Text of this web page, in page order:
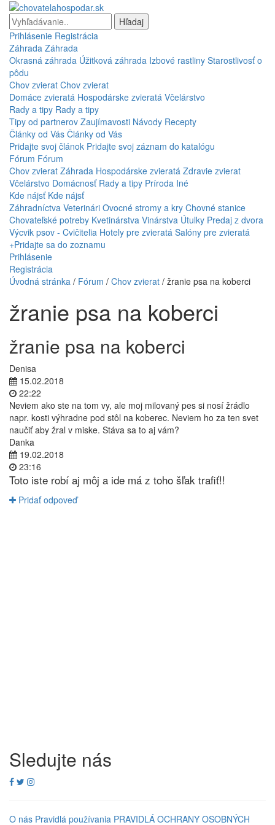
Hľadaj
Prihlásenie Registrácia
Záhrada Záhrada
Okrasná záhrada Úžitková záhrada Izbové rastliny Starostlivosť o
pôdu
Chov zvierat Chov zvierat
Domáce zvieratá Hospodárske zvieratá Včelárstvo
Rady a tipy Rady a tipy
Tipy od partnerov Zaujímavosti Návody Recepty
Články od Vás Články od Vás
Pridajte svoj článok Pridajte svoj záznam do katalógu
Fórum Fórum
Chov zvierat Záhrada Hospodárske zvieratá Zdravie zvierat
Včelárstvo Domácnosť Rady a tipy Príroda Iné
Kde nájsť Kde nájsť
Záhradníctva Veterinári Ovocné stromy a kry Chovné stanice
Chovateľské potreby Kvetinárstva Vinárstva Útulky Predaj z dvora
Výcvik psov - Cvičitelia Hotely pre zvieratá Salóny pre zvieratá
+Pridajte sa do zoznamu
Prihlásenie
Registrácia
Úvodná stránka / Fórum / Chov zvierat / žranie psa na koberci
žranie psa na koberci
žranie psa na koberci
Denisa
15.02.2018
22:22
Neviem ako ste na tom vy, ale moj milovaný pes si nosí žrádlo
napr. kosti výhradne pod stôl na koberec. Neviem ho za ten svet
naučiť aby žral v miske. Stáva sa to aj vám?
Danka
19.02.2018
23:16
Toto iste robí aj môj a ide má z toho šľak trafiť!!
Pridať odpoveď
Sledujte nás
O nás Pravidlá používania PRAVIDLÁ OCHRANY OSOBNÝCH